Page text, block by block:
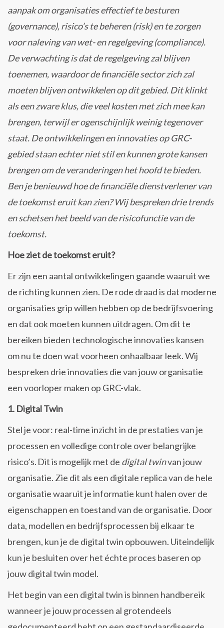
aanpak om organisaties effectief te besturen
(governance), risico’s te beheren (risk) en te zorgen
voor naleving van wet- en regelgeving (compliance).
De verwachting is dat de regelgeving zal blijven
toenemen, waardoor de financiële sector zich zal
moeten blijven ontwikkelen op dit gebied. Dit klinkt
als een zware klus, die veel kosten met zich mee kan
brengen, terwijl er ogenschijnlijk weinig tegenover
staat. De ontwikkelingen en innovaties op GRC-
gebied staan echter niet stil en kunnen grote kansen
brengen om de veranderingen het hoofd te bieden.
Ben je benieuwd hoe de financiële dienstverlener van
de toekomst eruit kan zien? Wij bespreken drie trends
en schetsen het beeld van de risicofunctie van de
toekomst.
Hoe ziet de toekomst eruit?
Er zijn een aantal ontwikkelingen gaande waaruit we
de richting kunnen zien. De rode draad is dat moderne
organisaties grip willen hebben op de bedrijfsvoering
en dat ook moeten kunnen uitdragen. Om dit te
bereiken bieden technologische innovaties kansen
om nu te doen wat voorheen onhaalbaar leek. Wij
bespreken drie innovaties die van jouw organisatie
een voorloper maken op GRC-vlak.
1. Digital Twin
Stel je voor: real-time inzicht in de prestaties van je
processen en volledige controle over belangrijke
risico’s. Dit is mogelijk met de digital twinvan jouw
organisatie. Zie dit als een digitale replica van de hele
organisatie waaruit je informatie kunt halen over de
eigenschappen en toestand van de organisatie. Door
data, modellen en bedrijfsprocessen bij elkaar te
brengen, kun je de digital twin opbouwen. Uiteindelijk
kun je besluiten over het échte proces baseren op
jouw digital twin model.
Het begin van een digital twin is binnen handbereik
wanneer je jouw processen al grotendeels